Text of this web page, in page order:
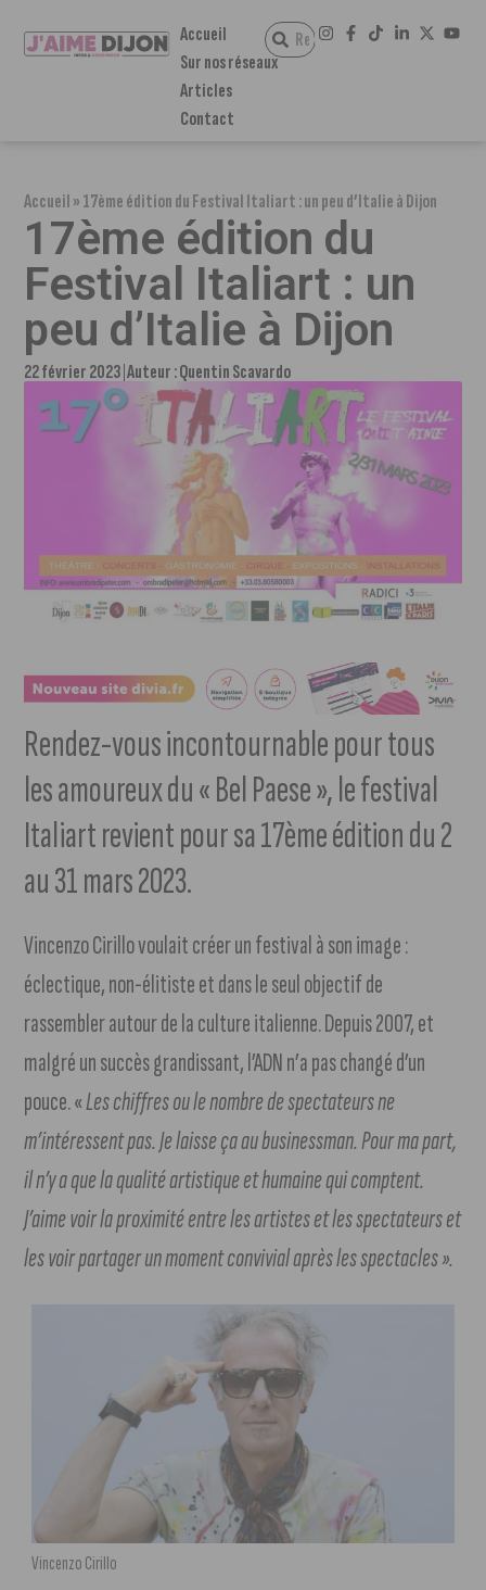
Accueil
Sur nos réseaux
Articles
Contact
Accueil»17ème édition du Festival Italiart : un peu d’Italie à Dijon
17ème édition du
Festival Italiart : un
peu d’Italie à Dijon
22 février 2023 Auteur :Quentin Scavardo
Rendez-vous incontournable pour tous
les amoureux du « Bel Paese », le festival
Italiart revient pour sa 17ème édition du 2
au 31 mars 2023.
Vincenzo Cirillo voulait créer un festival à son image :
éclectique, non-élitiste et dans le seul objectif de
rassembler autour de la culture italienne. Depuis 2007, et
malgré un succès grandissant, l’ADN n’a pas changé d’un
pouce. «Les chiffres ou le nombre de spectateurs ne
m’intéressent pas. Je laisse ça au businessman. Pour ma part,
il n’y a que la qualité artistique et humaine qui comptent.
J’aime voir la proximité entre les artistes et les spectateurs et
les voir partager un moment convivial après les spectacles ».
Vincenzo Cirillo